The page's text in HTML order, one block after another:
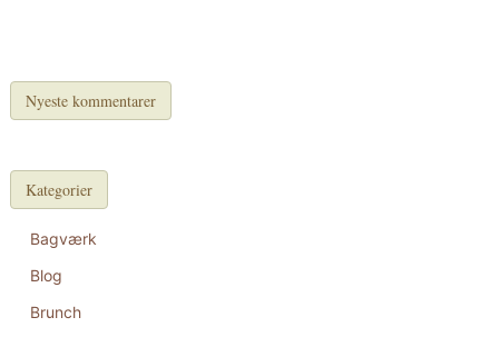
Nyeste kommentarer
Kategorier
Bagværk
Blog
Brunch